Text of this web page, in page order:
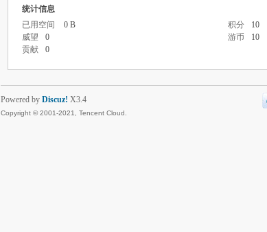
统计信息
已用空间
0 B 积分
10
威望
0 游币
10
贡献
0
Powered by Discuz! X3.4
Copyright © 2001-2021, Tencent Cloud.